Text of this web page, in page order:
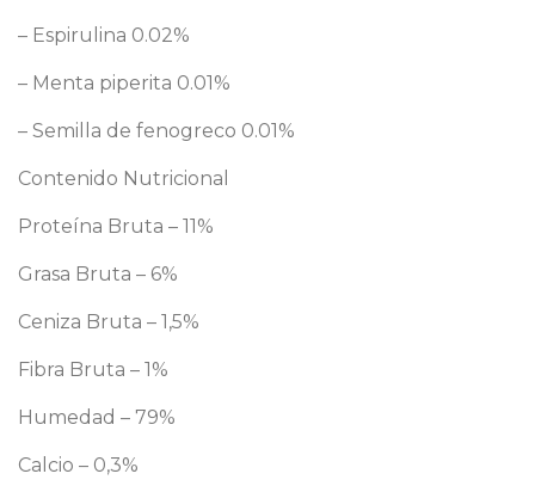
– Espirulina 0.02%
– Menta piperita 0.01%
– Semilla de fenogreco 0.01%
Contenido Nutricional
Proteína Bruta – 11%
Grasa Bruta – 6%
Ceniza Bruta – 1,5%
Fibra Bruta – 1%
Humedad – 79%
Calcio – 0,3%